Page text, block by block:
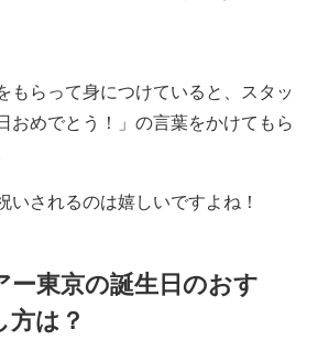
もらって身につけていると、スタッ
おめでとう！」の言葉をかけてもら
いされるのは嬉しいですよね！
ー東京の誕生日のおす
方は？